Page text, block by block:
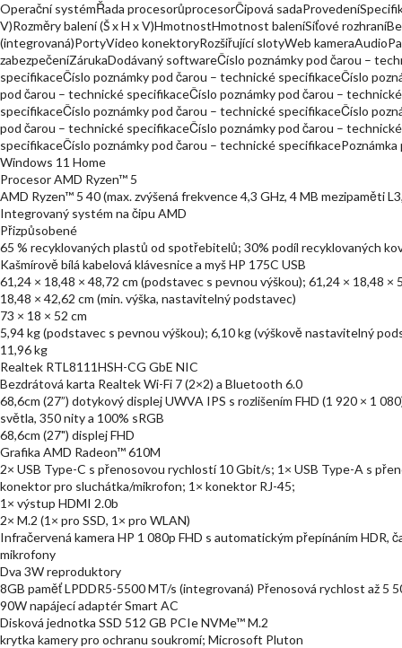
Operační systémŘada procesorůprocesorČipová
V)Rozměry balení (Š x H x V)HmotnostHmotnost baleníSíťové
(integrovaná)PortyVideo konektoryRozšiřující slotyWeb
zabezpečeníZárukaDodávaný softwareČíslo poznámky pod čarou –
specifikaceČíslo poznámky pod čarou – technické specifikaceČíslo
pod čarou – technické specifikaceČíslo poznámky pod čarou –
specifikaceČíslo poznámky pod čarou – technické specifikaceČíslo
pod čarou – technické specifikaceČíslo poznámky pod čarou –
specifikaceČíslo poznámky pod čarou – technické
Windows 11 Home
Procesor AMD Ryzen™ 5
AMD Ryzen™ 5 40 (max. zvýšená frekvence 4,3 GHz, 4 MB mezipaměti
Integrovaný systém na čipu AMD
Přizpůsobené
65 % recyklovaných plastů od spotřebitelů; 30% podíl recyklovaných
Kašmírově bílá kabelová klávesnice a myš HP 175C USB
61,24 × 18,48 × 48,72 cm (podstavec s pevnou výškou); 61,24 × 18,48
18,48 × 42,62 cm (min. výška, nastavitelný podstavec)
73 × 18 × 52 cm
5,94 kg (podstavec s pevnou výškou); 6,10 kg (výškově nastavitelný
11,96 kg
Realtek RTL8111HSH-CG GbE NIC
Bezdrátová karta Realtek Wi-Fi 7 (2×2) a Bluetooth 6.0
68,6cm (27”) dotykový displej UWVA IPS s rozlišením FHD (1 920 × 1
světla, 350 nity a 100% sRGB
68,6cm (27") displej FHD
Grafika AMD Radeon™ 610M
2× USB Type-C s přenosovou rychlostí 10 Gbit/s; 1× USB Type-A s
konektor pro sluchátka/mikrofon; 1× konektor RJ-45;
1× výstup HDMI 2.0b
2× M.2 (1× pro SSD, 1× pro WLAN)
Infračervená kamera HP 1 080p FHD s automatickým přepínáním HDR,
mikrofony
Dva 3W reproduktory
8GB paměť LPDDR5-5500 MT/s (integrovaná) Přenosová rychlost až 5
90W napájecí adaptér Smart AC
Disková jednotka SSD 512 GB PCIe NVMe™ M.2
krytka kamery pro ochranu soukromí; Microsoft Pluton